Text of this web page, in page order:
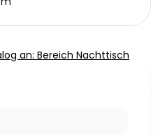
an: Bereich Nachttisch